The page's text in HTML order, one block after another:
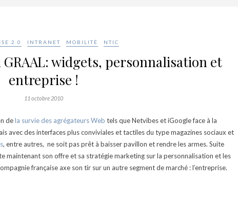
2.0 INTRANET MOBILITÉ NTIC
widgets, personnalisation et
entreprise !
11 octobre 2010
dela survie des agrégateurs Web tels que Netvibes et iGoogle face à la
avec des interfaces plus conviviales et tactiles du type magazines sociaux et
, entre autres, ne soit pas prêt à baisser pavillon et rendre les armes. Suite
maintenant son offre et sa stratégie marketing sur la personnalisation et les
française axe son tir sur un autre segment de marché : l’entreprise.